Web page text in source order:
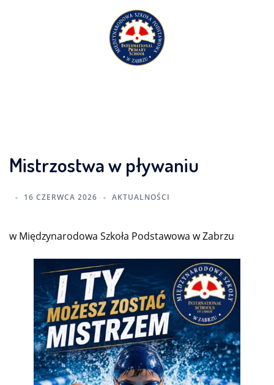
Mistrzostwa w pływaniu
16 CZERWCA 2026 AKTUALNOŚCI
w Międzynarodowa Szkoła Podstawowa w Zabrzu